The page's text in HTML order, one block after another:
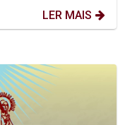
LER MAIS